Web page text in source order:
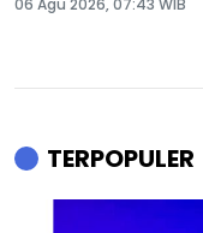
06 Agu 2026, 07:43 WIB
TERPOPULER